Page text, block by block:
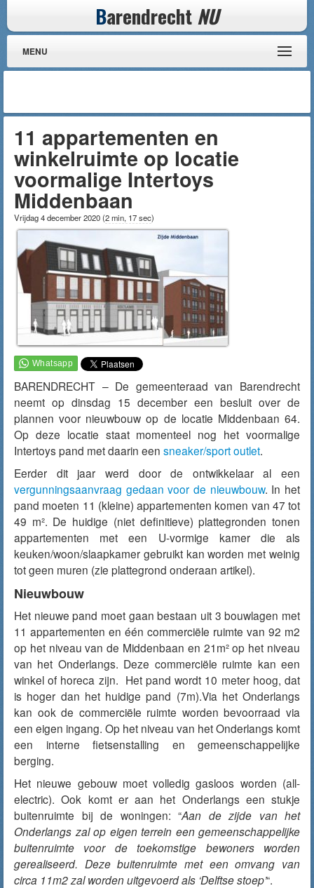
Barendrecht NU
MENU
11 appartementen en
winkelruimte op locatie
voormalige Intertoys
Middenbaan
Vrijdag 4 december 2020(2 min, 17 sec)
BARENDRECHT – De gemeenteraad van Barendrecht
neemt op dinsdag 15 december een besluit over de
plannen voor nieuwbouw op de locatie Middenbaan 64.
Op deze locatie staat momenteel nog het voormalige
Intertoys pand met daarin een sneaker/sport outlet.
Eerder dit jaar werd door de ontwikkelaar al een
vergunningsaanvraag gedaan voor de nieuwbouw. In het
pand moeten 11 (kleine) appartementen komen van 47 tot
49 m². De huidige (niet definitieve) plattegronden tonen
appartementen met een U-vormige kamer die als
keuken/woon/slaapkamer gebruikt kan worden met weinig
tot geen muren (zie plattegrond onderaan artikel).
Nieuwbouw
Het nieuwe pand moet gaan bestaan uit 3 bouwlagen met
11 appartementen en één commerciële ruimte van 92 m2
op het niveau van de Middenbaan en 21m² op het niveau
van het Onderlangs. Deze commerciële ruimte kan een
winkel of horeca zijn. Het pand wordt 10 meter hoog, dat
is hoger dan het huidige pand (7m).Via het Onderlangs
kan ook de commerciële ruimte worden bevoorraad via
een eigen ingang. Op het niveau van het Onderlangs komt
een interne fietsenstalling en gemeenschappelijke
berging.
Het nieuwe gebouw moet volledig gasloos worden (all-
electric). Ook komt er aan het Onderlangs een stukje
buitenruimte bij de woningen: “Aan de zijde van het
Onderlangs zal op eigen terrein een gemeenschappelijke
buitenruimte voor detoekomstige bewoners worden
gerealiseerd. Deze buitenruimte met een omvang van
circa 11m2 zal worden uitgevoerd als ‘Delftse stoep’“.